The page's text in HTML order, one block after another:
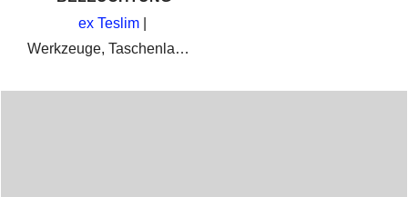
ex Teslim
Werkzeuge, Taschenlampen und Lampen, die man als Hobby Feuerwerker und Profi Pyrotechniker brauchen kann.